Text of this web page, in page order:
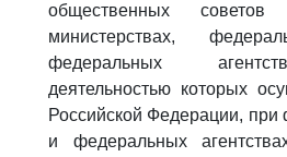
общественных
министерствах,
федеральных
деятельностью которых
Российской Федерации,
и федеральных